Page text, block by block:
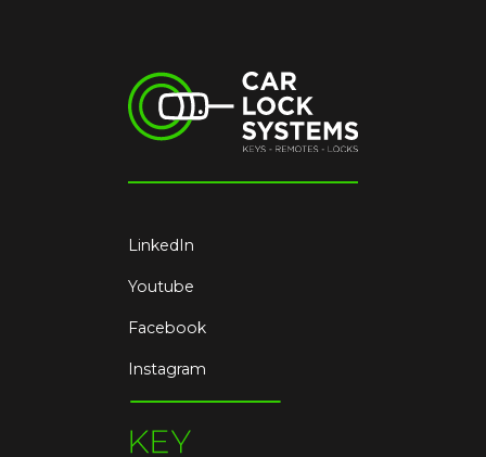
LinkedIn
Youtube
Facebook
Instagram